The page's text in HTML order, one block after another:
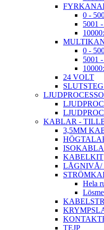
0 -
5001
0 -
5001
24 VOLT
KABLAR -
3,5MM
KABELKIT
LÅGNIVÅ/
Hela
TEJP